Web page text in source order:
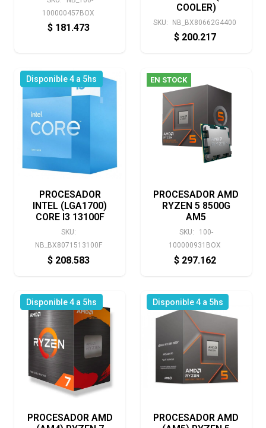
100000457BOX
$ 181.473
COOLER)
SKU: NB_BX80662G4400
$ 200.217
Disponible 4 a 5hs
PROCESADOR
INTEL (LGA1700)
CORE I3 13100F
SKU:
NB_BX8071513100F
$ 208.583
EN STOCK
PROCESADOR AMD
RYZEN 5 8500G
AM5
SKU:
100-
100000931BOX
$ 297.162
Disponible 4 a 5hs
PROCESADOR AMD
Disponible 4 a 5hs
PROCESADOR AMD